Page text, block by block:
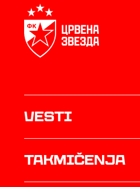
Vesti
Takmičenja